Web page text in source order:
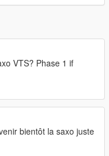
-Feux personnalisés
lights - Custom
- Bullet impact on
-Additional version -
VTS? Phase 1 if
bientôt la saxo juste